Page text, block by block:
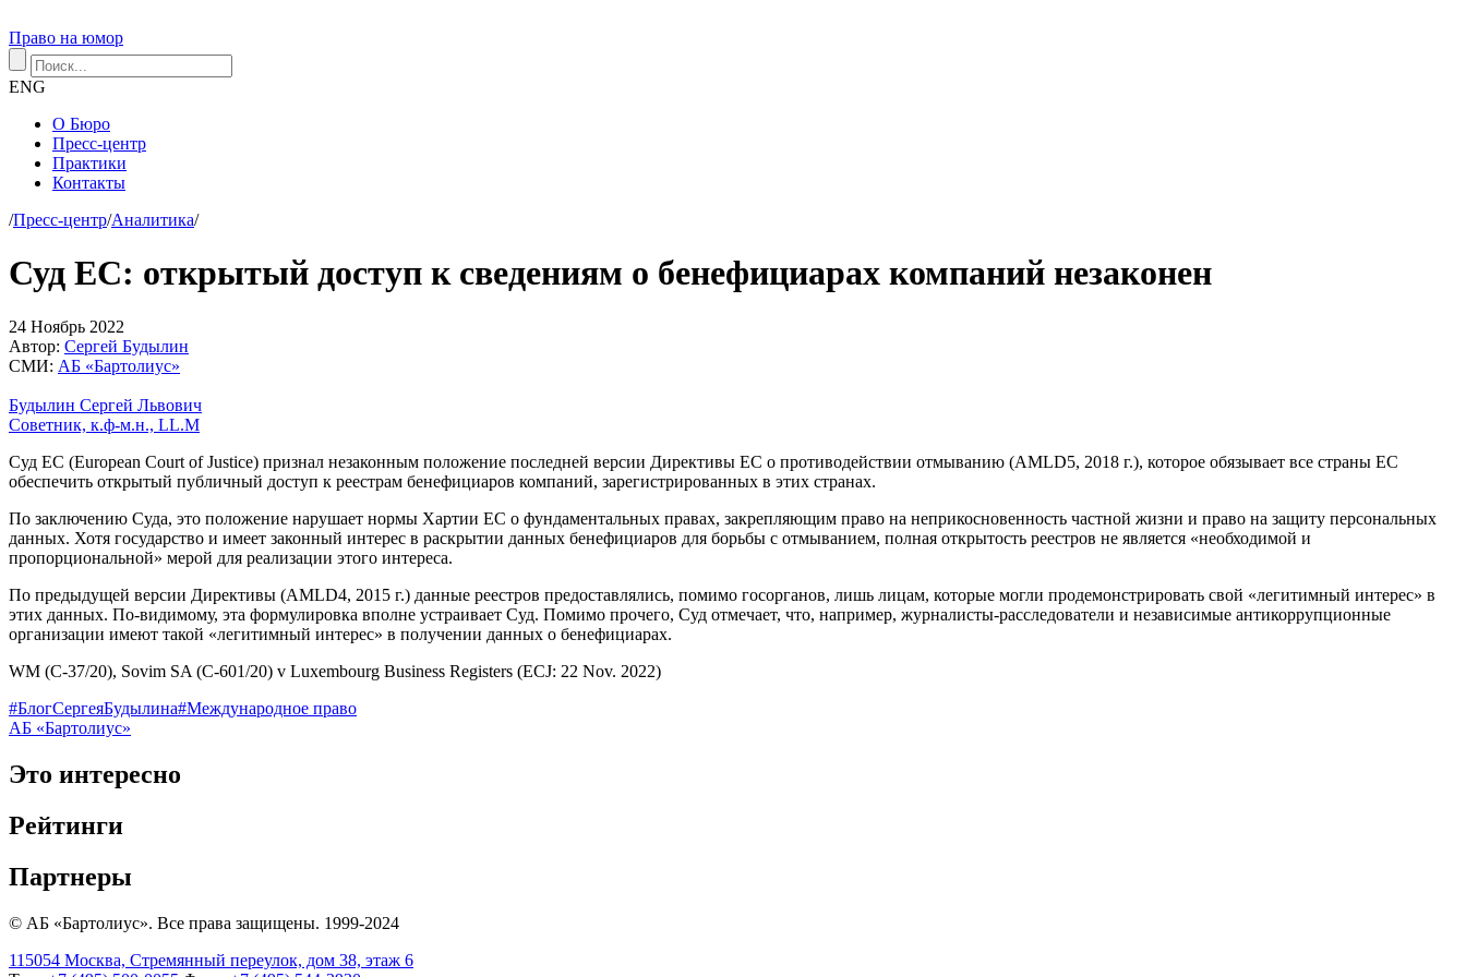
Право на юмор
ENG
О Бюро
Пресс-центр
Практики
Контакты
/Пресс-центр/Аналитика/
Суд ЕС: открытый доступ к сведениям о бенефициарах компаний незаконен
24 Ноябрь 2022
Автор: Сергей Будылин
СМИ: АБ «Бартолиус»
Будылин Сергей Львович
Советник, к.ф-м.н., LL.M
Суд ЕС (European Court of Justice) признал незаконным положение последней версии Директивы ЕС о противодействии отмыванию (AMLD5, 2018 г.), которое обязывает все страны ЕС
обеспечить открытый публичный доступ к реестрам бенефициаров компаний, зарегистрированных в этих странах.
По заключению Суда, это положение нарушает нормы Хартии ЕС о фундаментальных правах, закрепляющим право на неприкосновенность частной жизни и право на защиту персональных
данных. Хотя государство и имеет законный интерес в раскрытии данных бенефициаров для борьбы с отмыванием, полная открытость реестров не является «необходимой и
пропорциональной» мерой для реализации этого интереса.
По предыдущей версии Директивы (AMLD4, 2015 г.) данные реестров предоставлялись, помимо госорганов, лишь лицам, которые могли продемонстрировать свой «легитимный интерес» в
этих данных. По-видимому, эта формулировка вполне устраивает Суд. Помимо прочего, Суд отмечает, что, например, журналисты-расследователи и независимые антикоррупционные
организации имеют такой «легитимный интерес» в получении данных о бенефициарах.
WM (C-37/20), Sovim SA (C-601/20) v Luxembourg Business Registers (ECJ: 22 Nov. 2022)
#БлогСергеяБудылина#Международное право
АБ «Бартолиус»
Это интересно
Рейтинги
Партнеры
© АБ «Бартолиус». Все права защищены. 1999-2024
115054 Москва, Стремянный переулок, дом 38, этаж 6